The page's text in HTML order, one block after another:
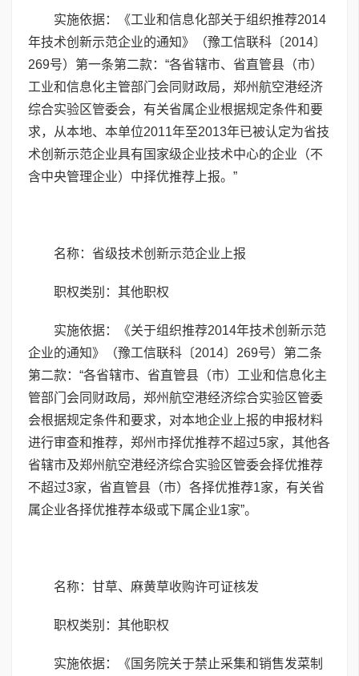
实施依据：《工业和信息化部关于组织推荐2014
年技术创新示范企业的通知》（豫工信联科〔2014〕
269号）第一条第二款：“各省辖市、省直管县（市）
工业和信息化主管部门会同财政局，郑州航空港经济
综合实验区管委会，有关省属企业根据规定条件和要
求，从本地、本单位2011年至2013年已被认定为省技
术创新示范企业具有国家级企业技术中心的企业（不
含中央管理企业）中择优推荐上报。”
名称：省级技术创新示范企业上报
职权类别：其他职权
实施依据：《关于组织推荐2014年技术创新示范
企业的通知》（豫工信联科〔2014〕269号）第二条
第二款：“各省辖市、省直管县（市）工业和信息化主
管部门会同财政局，郑州航空港经济综合实验区管委
会根据规定条件和要求，对本地企业上报的申报材料
进行审查和推荐，郑州市择优推荐不超过5家，其他各
省辖市及郑州航空港经济综合实验区管委会择优推荐
不超过3家，省直管县（市）各择优推荐1家，有关省
属企业各择优推荐本级或下属企业1家”。
名称：甘草、麻黄草收购许可证核发
职权类别：其他职权
实施依据：《国务院关于禁止采集和销售发菜制